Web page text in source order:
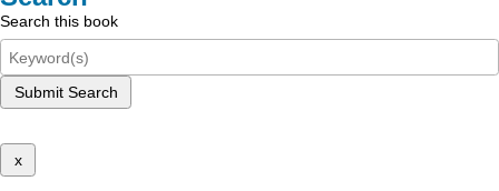
Search this book
Submit Search
x